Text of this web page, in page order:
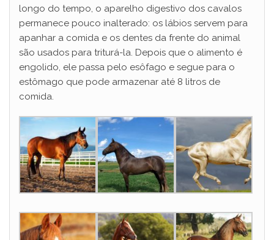
longo do tempo, o aparelho digestivo dos cavalos
permanece pouco inalterado: os lábios servem para
apanhar a comida e os dentes da frente do animal
são usados para triturá-la. Depois que o alimento é
engolido, ele passa pelo esôfago e segue para o
estômago que pode armazenar até 8 litros de
comida.